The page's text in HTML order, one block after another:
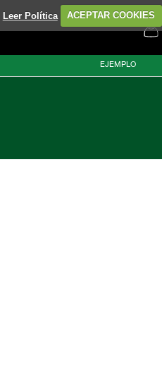
Leer Política ACEPTAR COOKIES
EJEMPLO